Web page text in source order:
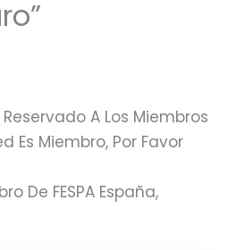
A Los Miembros
Es Miembro, Por Favor
De FESPA España,